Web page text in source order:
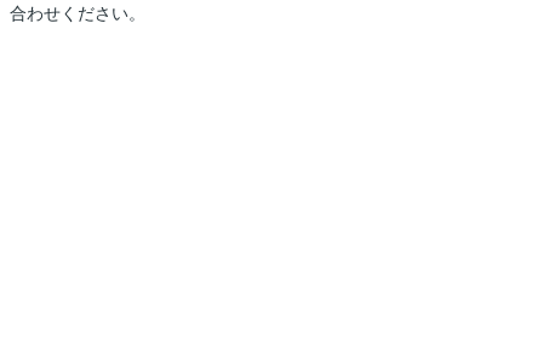
合わせください。